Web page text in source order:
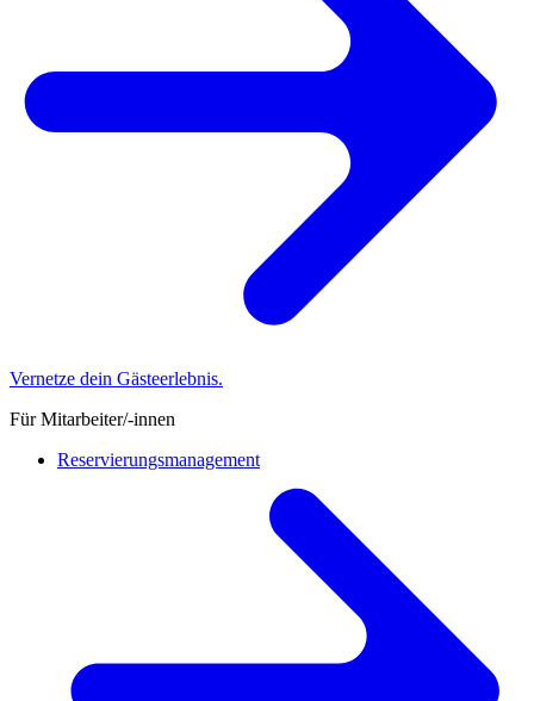
Vernetze dein Gästeerlebnis.
Für Mitarbeiter/-innen
Reservierungsmanagement